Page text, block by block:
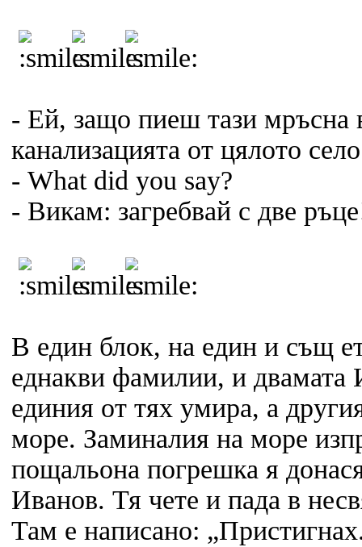
- Ей, защо пиеш тази мръсна
канализацията от цялото
- What did you say?
- Викам: загребвай с две
В един блок, на един и същ
еднакви фамилии, и двамата
единия от тях умира, а
море. Заминалия на море
пощальона погрешка я
Иванов. Тя чете и пада в
Там е написано: